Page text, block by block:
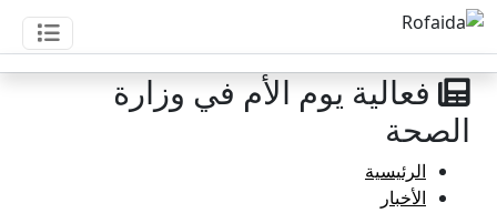
فعالية يوم الأم في وزارة
الصحة
الرئيسية
الأخبار